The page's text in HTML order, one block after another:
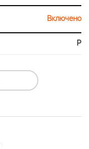
Включено
Р